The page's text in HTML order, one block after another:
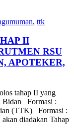
, ttk
II
RSU
APOTEKER,
tahap II yang
Bidan Formasi :
(TTK) Formasi :
diadakan Tahap